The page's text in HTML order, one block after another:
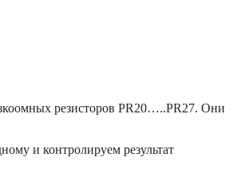
резисторов PR20…..PR27. Они
и контролируем результат